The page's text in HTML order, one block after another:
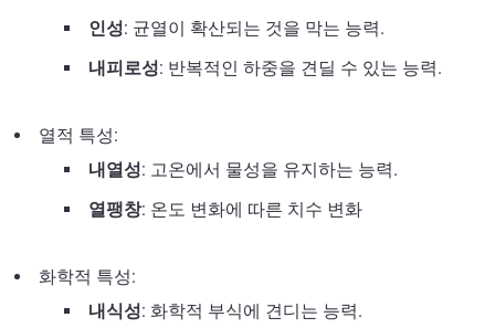
인성: 균열이 확산되는 것을 막는 능력.
내피로성: 반복적인 하중을 견딜 수 있는 능력.
열적 특성:
내열성: 고온에서 물성을 유지하는 능력.
열팽창: 온도 변화에 따른 치수 변화
화학적 특성:
내식성: 화학적 부식에 견디는 능력.